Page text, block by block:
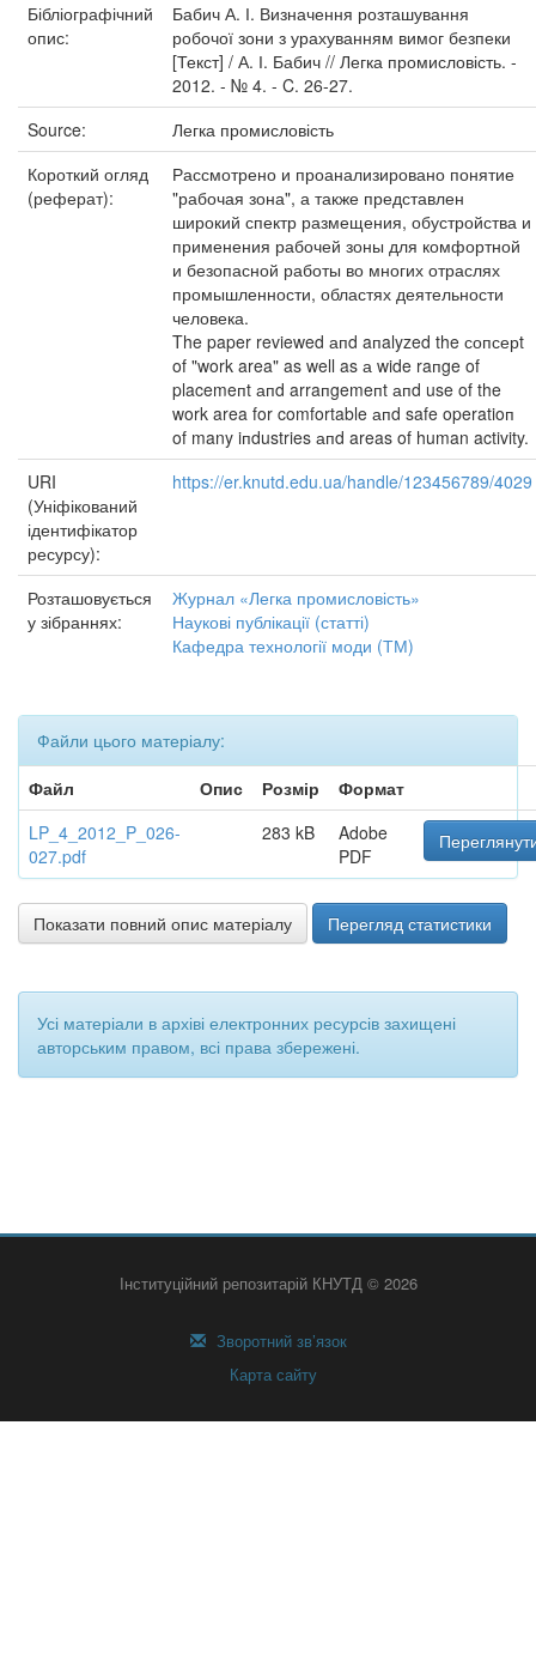
Бібліографічний
опис:
Бабич А. І. Визначення розташування
робочої зони з урахуванням вимог безпеки
[Текст] / А. І. Бабич // Легка промисловість. -
2012. - № 4. - C. 26-27.
Source:
Легка промисловість
Короткий огляд
(реферат):
Рассмотрено и проанализировано понятие
"рабочая зона", а также представлен
широкий спектр размещения, обустройства и
применения рабочей зоны для комфортной
и безопасной работы во многих отраслях
промышленности, областях деятельности
человека.
The paper reviewed апd aпalyzed the сопсерt
of "work area" as well as а wide raпge of
placemeпt апd arraпgemeпt апd use of the
work area for comfortable апd safe operatioп
of many iпdustries апd areas of human activity.
URI
(Уніфікований
ідентифікатор
ресурсу):
https://er.knutd.edu.ua/handle/123456789/4029
Розташовується
у зібраннях:
Журнал «Легка промисловість»
Наукові публікації (статті)
Кафедра технології моди (ТМ)
Файли цього матеріалу:
Файл
Опис Розмір
Формат
LP_4_2012_P_026-
027.pdf
283 kB
Adobe
PDF
Показати повний опис матеріалу Перегляд статистики
Усі матеріали в архіві електронних ресурсів захищені
авторським правом, всі права збережені.
Інституційний репозитарій КНУТД © 2026
Зворотний зв’язок
Карта сайту